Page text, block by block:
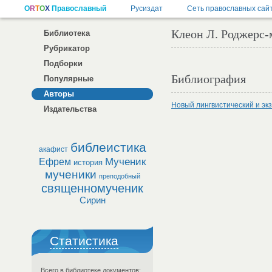
Библиотека
Рубрикатор
Подборки
Популярные
Авторы
Издательства
акафист библеистика
Ефрем история Мученик
мученики преподобный
священномученик
Сирин
Статистика
Всего в библиотеке документов:
Клеон Л.
Библиография
Новый лингвистический и